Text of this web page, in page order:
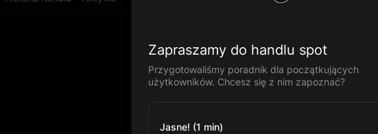
Zapraszamy do handlu spot
Przygotowaliśmy poradnik dla początkujących
użytkowników. Chcesz się z nim zapoznać?
Jasne! (1 min)